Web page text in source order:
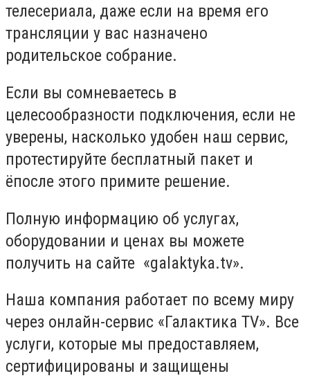
телесериала, даже если на время его
трансляции у вас назначено
родительское собрание.
Если вы сомневаетесь в
целесообразности подключения, если не
уверены, насколько удобен наш сервис,
протестируйте бесплатный пакет и
ёпосле этого примите решение.
Полную информацию об услугах,
оборудовании и ценах вы можете
получить на сайте «galaktyka.tv».
Наша компания работает по всему миру
через онлайн-сервис «Галактика TV». Все
услуги, которые мы предоставляем,
сертифицированы и защищены